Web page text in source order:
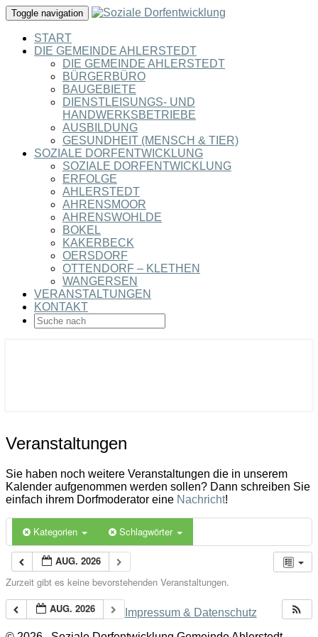
Toggle navigation
START
DIE GEMEINDE AHLERSTEDT
DIE GEMEINDE AHLERSTEDT
BÜRGERBÜRO
BAUGEBIETE
DIENSTLEISUNGS- UND
HANDWERKSBETRIEBE
AUSBILDUNG
GESUNDHEIT (MENSCH & TIER)
SOZIALE DORFENTWICKLUNG
SOZIALE DORFENTWICKLUNG
ERFOLGE
AHLERSTEDT
AHRENSMOOR
AHRENSWOHLDE
BOKEL
KAKERBECK
OERSDORF
OTTENDORF – KLETHEN
WANGERSEN
VERANSTALTUNGEN
KONTAKT
SEARCH
ICON
Veranstaltungen
Veranstaltungen
Sie haben noch weitere Veranstaltungen die in unserem
Kalender aufgenommen werden sollen? Dann schreiben Sie
einfach ihrem Dorfmoderator eine Nachricht!
Kategorien Schlagwörter
AUG. 2026
Zurzeit gibt es keine bevorstehenden Veranstaltungen.
AUG. 2026
Impressum & Datenschutz